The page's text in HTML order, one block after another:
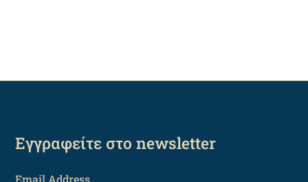
Εγγραφείτε στο newsletter
Email Address